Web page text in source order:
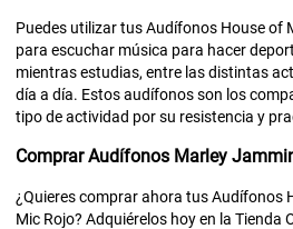
Puedes utilizar tus Audífonos House of
para escuchar música para hacer
mientras estudias, entre las distintas
día a día. Estos audífonos son los
tipo de actividad por su resistencia y
Comprar Audífonos Marley
¿Quieres comprar ahora tus Audífonos
Mic Rojo? Adquiérelos hoy en la Tienda